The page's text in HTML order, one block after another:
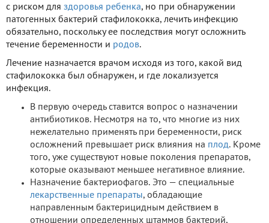
с риском для здоровья ребенка, но при обнаружении
патогенных бактерий стафилококка, лечить инфекцию
обязательно, поскольку ее последствия могут осложнить
течение беременности и родов.
Лечение назначается врачом исходя из того, какой вид
стафилококка был обнаружен, и где локализуется
инфекция.
В первую очередь ставится вопрос о назначении
антибиотиков. Несмотря на то, что многие из них
нежелательно применять при беременности, риск
осложнений превышает риск влияния на плод. Кроме
того, уже существуют новые поколения препаратов,
которые оказывают меньшее негативное влияние.
Назначение бактериофагов. Это — специальные
лекарственные препараты, обладающие
направленным бактерицидным действием в
отношении определенных штаммов бактерий,